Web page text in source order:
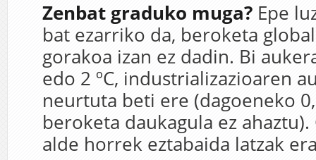
Zenbat graduko muga? Epe
bat ezarriko da, beroketa
gorakoa izan ez dadin. Bi
edo 2 ºC, industrializazioaren
neurtuta beti ere (dagoeneko
beroketa daukagula ez
alde horrek eztabaida latzak